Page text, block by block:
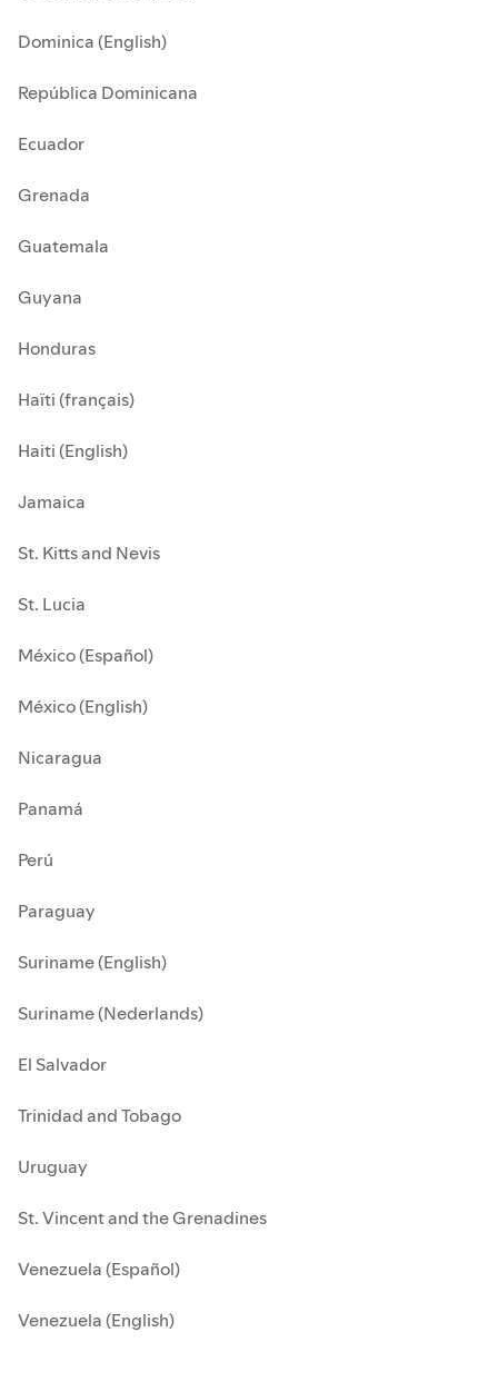
Dominica (English)
República Dominicana
Ecuador
Grenada
Guatemala
Guyana
Honduras
Haïti (français)
Haiti (English)
Jamaica
St. Kitts and Nevis
St. Lucia
México (Español)
México (English)
Nicaragua
Panamá
Perú
Paraguay
Suriname (English)
Suriname (Nederlands)
El Salvador
Trinidad and Tobago
Uruguay
St. Vincent and the Grenadines
Venezuela (Español)
Venezuela (English)